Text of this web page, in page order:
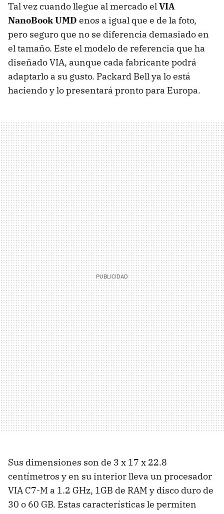
Tal vez cuando llegue al mercado elVIA
NanoBook UMD enos a igual que e de la foto,
pero seguro que no se diferencia demasiado en
el tamaño. Este el modelo de referencia que ha
diseñado VIA, aunque cada fabricante podrá
adaptarlo a su gusto. Packard Bell ya lo está
haciendo y lo presentará pronto para Europa.
Sus dimensiones son de 3 x 17 x 22.8
centímetros y en su interior lleva un procesador
VIA C7-M a 1.2 GHz, 1GB de RAM y disco duro de
30 o 60 GB. Estas características le permiten